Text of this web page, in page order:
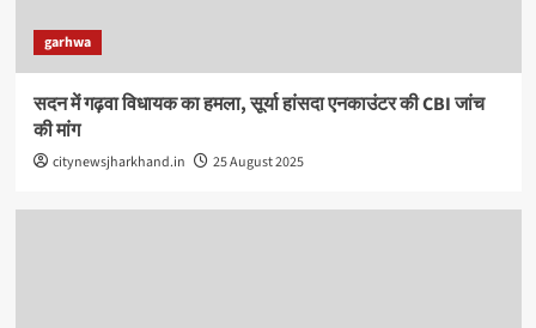
garhwa
सदन में गढ़वा विधायक का हमला, सूर्या हांसदा एनकाउंटर की CBI जांच
की मांग
citynewsjharkhand.in 25 August 2025